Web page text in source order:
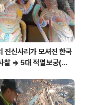
진신사리가 모셔진 한국
찰 => 5대 적멸보궁(寂